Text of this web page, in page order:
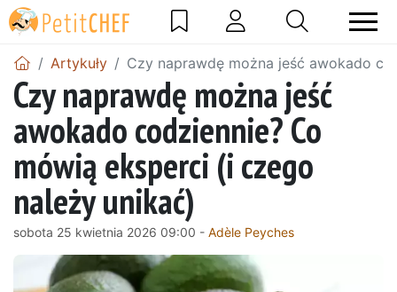
Artykuły Czy naprawdę można jeść awokado
Czy naprawdę można jeść
awokado codziennie? Co
mówią eksperci (i czego
należy unikać)
sobota 25 kwietnia 2026 09:00 - Adèle Peyches